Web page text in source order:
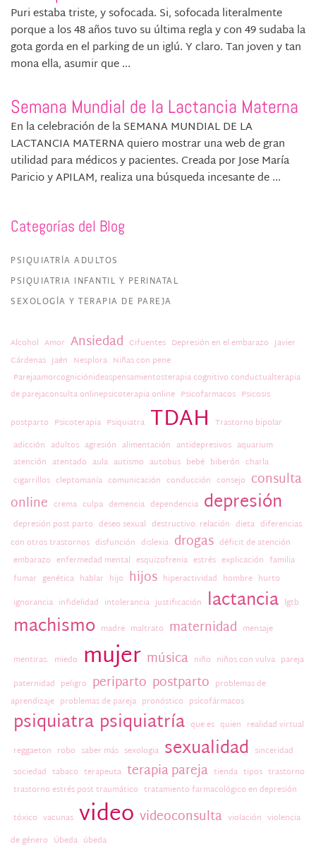
Puri estaba triste, y sofocada. Si, sofocada literalmente
porque a los 48 años tuvo su última regla y con 49 sudaba la
gota gorda en el parking de un iglú. Y claro. Tan joven y tan
mona ella, asumir que ...
Semana Mundial de la Lactancia Materna
En la celebración de la SEMANA MUNDIAL DE LA
LACTANCIA MATERNA quiero mostrar una web de gran
utilidad para médicos y pacientes. Creada por Jose María
Paricio y APILAM, realiza una búsqueda incesante de ...
Categorías del Blog
PSIQUIATRÍA ADULTOS
PSIQUIATRIA INFANTIL Y PERINATAL
SEXOLOGÍA Y TERAPIA DE PAREJA
Alcohol Amor Ansiedad Cifuentes Depresión en el embarazo Javier
Cárdenas Jaén Nesplora Niñas con pene
Parejaamorcogniciónideaspensamientosterapia cognitivo conductualterapia
de parejaconsulta onlinepsicoterapia online Psicofarmacos Psicosis
postparto Psicoterapia Psiquiatra TDAH Trastorno bipolar
adicción adultos agresión alimentación antidepresivos aquarium
atención atentado aula autismo autobus bebé biberón charla
cigarrillos cleptomanía comunicación conducción consejo consulta
online crema culpa demencia dependencia depresión
depresión post parto deseo sexual destructivo. relación dieta diferencias
con otros trastornos disfunción dislexia drogas déficit de atención
embarazo enfermedad mental esquizofrenia estrés explicación familia
fumar genética hablar hijo hijos hiperactividad hombre hurto
ignorancia infidelidad intolerancia justificación lactancia lgtb
machismo madre maltrato maternidad mensaje
mentiras. miedo mujer música niño niños con vulva pareja
paternidad peligro periparto postparto problemas de
aprendizaje problemas de pareja pronóstico psicofármacos
psiquiatra psiquiatría que es quien realidad virtual
reggaeton robo saber más sexologia sexualidad sinceridad
sociedad tabaco terapeuta terapia pareja tienda tipos trastorno
trastorno estrés post traumático tratamiento farmacológico en depresión
tóxico vacunas video videoconsulta violación violencia
de género Úbeda úbeda